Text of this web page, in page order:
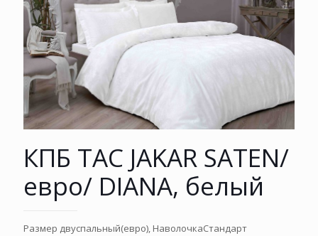
КПБ TAC JAKAR SATEN/
евро/ DIANA, белый
Размер двуспальный(евро), НаволочкаСтандарт